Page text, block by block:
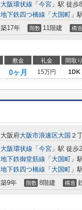
大阪環状線 「 今宮 」駅 徒歩
地下鉄四つ橋線 「 大国町 」
築17年 階数 11階建 構造
敷金 礼金 間取り
0ヶ月 15万円 1DK
大阪府大阪市浪速区大国 ２
大阪環状線 「 今宮 」駅 徒歩
地下鉄御堂筋線 「 大国町 」
地下鉄四つ橋線 「 大国町 」
築9年 階数 8階建 構造